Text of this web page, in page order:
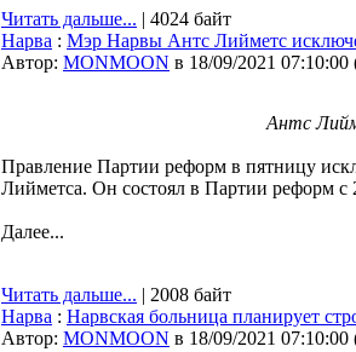
Читать дальше... | 4024 байт
Нарва : Мэр Нарвы Антс Лийметс
Автор: MONMOON в 18/09/2021 07:10:00
Антс
Правление Партии реформ в пятницу
Лийметса. Он состоял в Партии реформ с
Далее...
Читать дальше... | 2008 байт
Нарва : Нарвская больница планирует
Автор: MONMOON в 18/09/2021 07:10:00